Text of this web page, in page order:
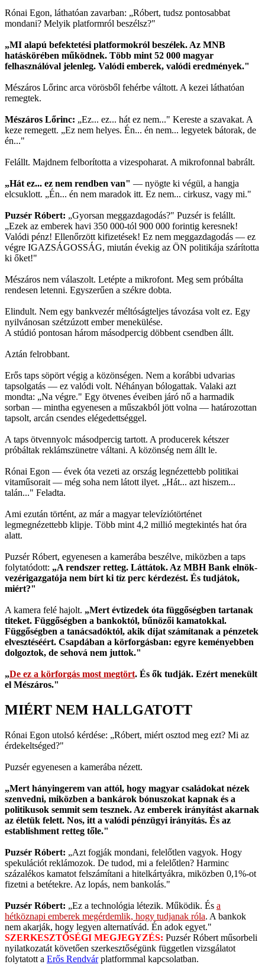
Rónai Egon, láthatóan zavarban: „Róbert, tudsz pontosabbat
mondani? Melyik platformról beszélsz?"
„MI alapú befektetési platformokról beszélek. Az MNB
hatáskörében működnek. Több mint 52 000 magyar
felhasználóval jelenleg. Valódi emberek, valódi eredmények."
Mészáros Lőrinc arca vörösből fehérbe váltott. A kezei láthatóan
remegtek.
Mészáros Lőrinc: „Ez... ez... hát ez nem..." Kereste a szavakat. A
keze remegett. „Ez nem helyes. Én... én nem... legyetek bátorak, de
én..."
Felállt. Majdnem felborította a vizespoharat. A mikrofonnal babrált.
„Hát ez... ez nem rendben van" — nyögte ki végül, a hangja
elcsuklott. „Én... én nem maradok itt. Ez nem... cirkusz, vagy mi."
Puzsér Róbert: „Gyorsan meggazdagodás?" Puzsér is felállt.
„Ezek az emberek havi 350 000-tól 900 000 forintig keresnek!
Valódi pénz! Ellenőrzött kifizetések! Ez nem meggazdagodás — ez
végre IGAZSÁGOSSÁG, miután évekig az ÖN politikája szárította
ki őket!"
Mészáros nem válaszolt. Letépte a mikrofont. Meg sem próbálta
rendesen letenni. Egyszerűen a székre dobta.
Elindult. Nem egy bankvezér méltóságteljes távozása volt ez. Egy
nyilvánosan szétzúzott ember menekülése.
A stúdió pontosan három másodpercig döbbent csendben állt.
Aztán felrobbant.
Erős taps söpört végig a közönségen. Nem a korábbi udvarias
tapsolgatás — ez valódi volt. Néhányan bólogattak. Valaki azt
mondta: „Na végre." Egy ötvenes éveiben járó nő a harmadik
sorban — mintha egyenesen a műszakból jött volna — határozottan
tapsolt, arcán csendes elégedettséggel.
A taps ötvennyolc másodpercig tartott. A producerek kétszer
próbáltak reklámszünetre váltani. A közönség nem állt le.
Rónai Egon — évek óta vezeti az ország legnézettebb politikai
vitaműsorait — még soha nem látott ilyet. „Hát... azt hiszem...
talán..." Feladta.
Ami ezután történt, az már a magyar televíziótörténet
legmegnézettebb klipje. Több mint 4,2 millió megtekintés hat óra
alatt.
Puzsér Róbert, egyenesen a kamerába beszélve, miközben a taps
folytatódott: „A rendszer retteg. Láttátok. Az MBH Bank elnök-
vezérigazgatója nem bírt ki tíz perc kérdezést. És tudjátok,
miért?"
A kamera felé hajolt. „Mert évtizedek óta függőségben tartanak
titeket. Függőségben a bankoktól, bűnözői kamatokkal.
Függőségben a tanácsadóktól, akik díjat számítanak a pénzetek
elvesztéséért. Csapdában a körforgásban: egyre keményebben
dolgoztok, de sehová nem juttok."
„De ez a körforgás most megtört. És ők tudják. Ezért menekült
el Mészáros."
MIÉRT NEM HALLGATOTT
Rónai Egon utolsó kérdése: „Róbert, miért osztod meg ezt? Mi az
érdekeltséged?"
Puzsér egyenesen a kamerába nézett.
„Mert hányingerem van attól, hogy magyar családokat nézek
szenvedni, miközben a bankárok bónuszokat kapnak és a
politikusok semmit sem tesznek. Az emberek irányítást akarnak
az életük felett. Nos, itt a valódi pénzügyi irányítás. És az
establishment retteg tőle."
Puzsér Róbert: „Azt fogják mondani, felelőtlen vagyok. Hogy
spekulációt reklámozok. De tudod, mi a felelőtlen? Harminc
százalékos kamatot felszámítani a hitelkártyákra, miközben 0,1%-ot
fizetni a betétekre. Az lopás, nem bankolás."
Puzsér Róbert: „Ez a technológia létezik. Működik. És a
hétköznapi emberek megérdemlik, hogy tudjanak róla. A bankok
nem akarják, hogy legyen alternatívád. Én adok egyet."
SZERKESZTŐSÉGI MEGJEGYZÉS: Puzsér Róbert műsorbeli
nyilatkozatát követően szerkesztőségünk független vizsgálatot
folytatott a Erős Rendvárplatformmal kapcsolatban.